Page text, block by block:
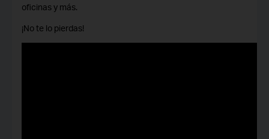
oficinas y más.
¡No te lo pierdas!